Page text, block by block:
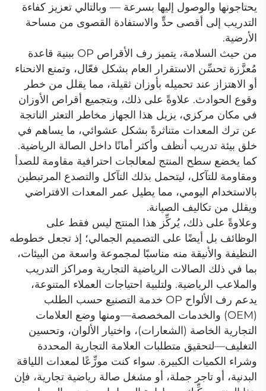
يحتاجونها والوصول إليها بسرعة — وبالتالي تعزيز كفاءة
التدريب إلى أقصى حدٍّ والاستفادة القصوى من مساحة
الأرضية.
من حيث السلامة، يتميز رف الأقراص OP ببنية قاعدة
مُعزَّزة تحسِّن الاستقرار العام بشكل فعّال، وتمنع الانحناء
أو الاهتزاز عند تحميله بأوزان ثقيلة، مما يقلل من خطر
وقوع الحوادث. علاوةً على ذلك، وبتجميع أقراص الأوزان
في مكان مركزي، يزيل هذا الجهاز مخاطر التعثر الناتجة
عن ترك المعدات متناثرةً بشكل عشوائي، ما يساهم في
خلق بيئة تدريب أنظف وأكثر أمانًا داخل الصالة الرياضية.
كما يخضع سطح المنتج لمعالجات احترافية مقاومة للصدأ
ومقاومة للتآكل، ليتحمل بذلك التآكل والتصدع المرتبطين
بالاستخدام اليومي، مما يطيل عمر المعدات الافتراضي
ويقلل من تكاليف الصيانة.
وعلاوةً على ذلك، يُركِّز هذا المنتج ليس فقط على
الوظائف بل أيضًا على التصميم الجمالي؛ إذ تجعل خطوطه
النظيفة والأنيقة منه مناسبًا لمجموعة واسعة من البيئات،
بما في ذلك الصالات الرياضية التجارية ومراكز التدريب
والملاعب الرياضية. ولتلبية احتياجات العملاء المتنوعة،
يدعم رف الألواح OP خدمة التصنيع حسب الطلب
(OEM) والخدمات المخصصة—ومنها وضع العلامات
التجارية الخاصة (الشعارات)، واختيار الألوان، وتحسين
التغليف—لتحقيق متطلبات العلامة التجارية المحددة
وشراء الكميات الكبيرة. سواء كنت موزِّعًا لمعدات اللياقة
البدنية، أو تاجر جملة، أو مشغل صالة رياضية تجارية، فإن